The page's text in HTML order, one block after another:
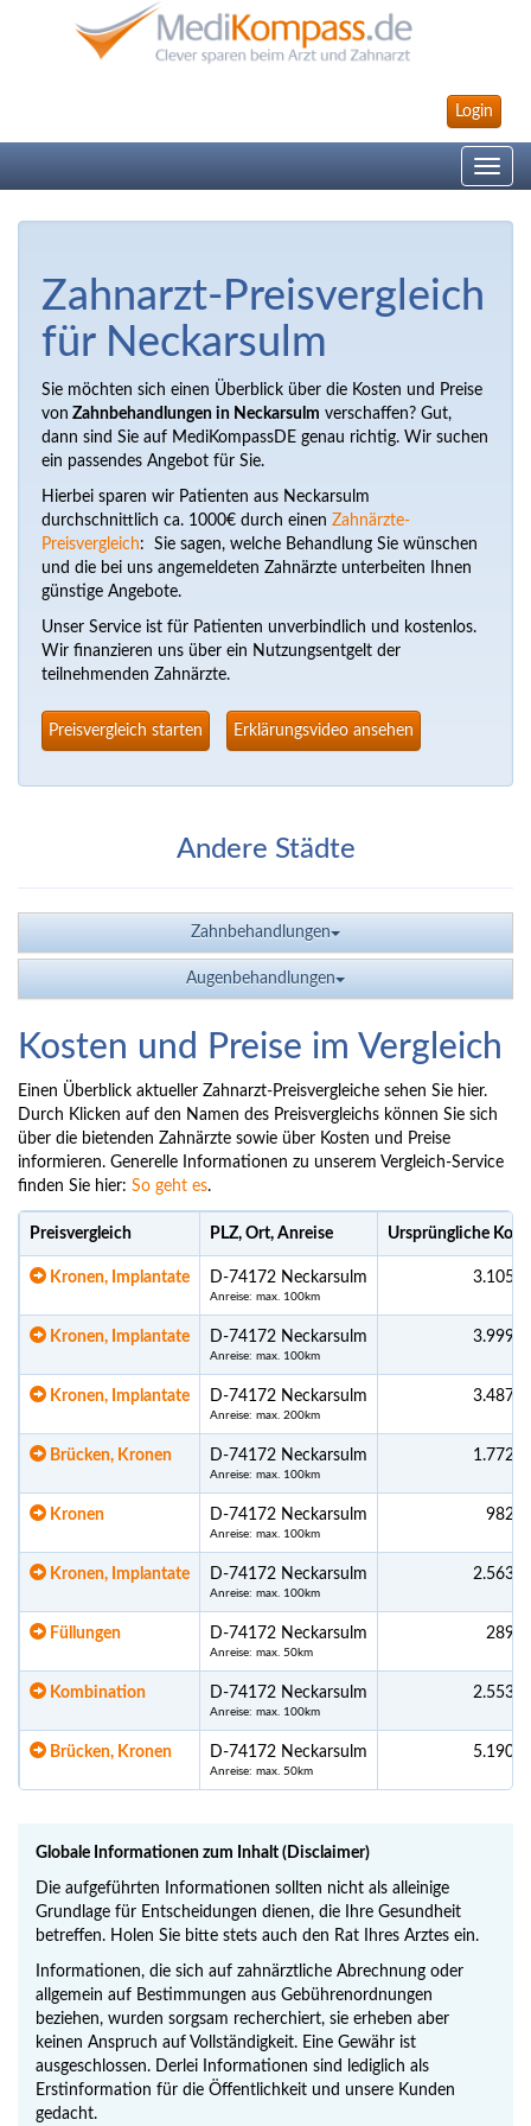
Login
Toggle
Zahnarzt-Preisvergleich
für Neckarsulm
Sie möchten sich einen Überblick über die Kosten und Preise
von Zahnbehandlungen in Neckarsulm verschaffen? Gut,
dann sind Sie auf MediKompassDE genau richtig. Wir suchen
ein passendes Angebot für Sie.
Hierbei sparen wir Patienten aus Neckarsulm
durchschnittlich ca. 1000€ durch einen Zahnärzte-
Preisvergleich: Sie sagen, welche Behandlung Sie wünschen
und die bei uns angemeldeten Zahnärzte unterbeiten Ihnen
günstige Angebote.
Unser Service ist für Patienten unverbindlich und kostenlos.
Wir finanzieren uns über ein Nutzungsentgelt der
teilnehmenden Zahnärzte.
Preisvergleich starten Erklärungsvideo ansehen
Andere Städte
Zahnbehandlungen
Augenbehandlungen
Kosten und Preise im Vergleich
Einen Überblick aktueller Zahnarzt-Preisvergleiche sehen Sie hier.
Durch Klicken auf den Namen des Preisvergleichs können Sie sich
über die bietenden Zahnärzte sowie über Kosten und Preise
informieren. Generelle Informationen zu unserem Vergleich-Service
finden Sie hier: So geht es.
Preisvergleich PLZ, Ort, Anreise Ursprüngliche
Kronen, Implantate D-74172 Neckarsulm
Anreise: max. 100km
Kronen, Implantate D-74172 Neckarsulm
Anreise: max. 100km
Kronen, Implantate D-74172 Neckarsulm
Anreise: max. 200km
Brücken, Kronen D-74172 Neckarsulm
Anreise: max. 100km
Kronen D-74172 Neckarsulm
Anreise: max. 100km
Kronen, Implantate D-74172 Neckarsulm
Anreise: max. 100km
Füllungen D-74172 Neckarsulm
Anreise: max. 50km
Kombination D-74172 Neckarsulm
Anreise: max. 100km
Brücken, Kronen D-74172 Neckarsulm
Anreise: max. 50km
Globale Informationen zum Inhalt (Disclaimer)
Die aufgeführten Informationen sollten nicht als alleinige
Grundlage für Entscheidungen dienen, die Ihre Gesundheit
betreffen. Holen Sie bitte stets auch den Rat Ihres Arztes ein.
Informationen, die sich auf zahnärztliche Abrechnung oder
allgemein auf Bestimmungen aus Gebührenordnungen
beziehen, wurden sorgsam recherchiert, sie erheben aber
keinen Anspruch auf Vollständigkeit. Eine Gewähr ist
ausgeschlossen. Derlei Informationen sind lediglich als
Erstinformation für die Öffentlichkeit und unsere Kunden
gedacht.